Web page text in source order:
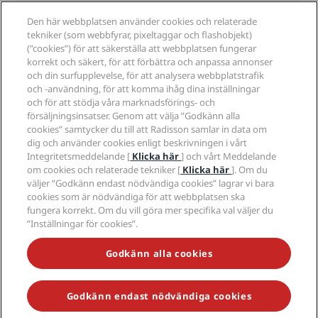
Radisson Hotels APP
Hotell godkända för sporter
Familjevänliga hotell
Hälsa och säkerhet
Radisson Hotel Group
Media
Jobberbjudanden RHG
Jobberbjudanden PPHE
Lediga jobb EHL
The Club by RHG
Utvecklingsmöjligheter
Ansvarsfullt företagande
Anskaffning
Juridiskt
Integritetscenter
Juridiskt meddelande
Radisson Rewards villkor
Webbplatsanvändningsavtal
Digital tillgänglighet
Uttalande om modernt slaveri
Hjälp
Meddelanden till konsumenter
Kontakt
Frågor och svar
Sidkarta
Sociala medier
Radisson Hotels varumärken
MISSA INTE VÅRA MEST POPULÄRA ERBJUDANDEN
© 2026 Radisson Hotel Group.Med ensamrätt. RHG Radisson Hotel
Group, Radisson, Radisson RED, Radisson Blu, Radisson Collection,
Den här webbplatsen använder cookies och relaterade
tekniker (som webbfyrar, pixeltaggar och flashobjekt)
(”cookies”) för att säkerställa att webbplatsen fungerar
korrekt och säkert, för att förbättra och anpassa annonser
och din surfupplevelse, för att analysera webbplatstrafik
och -användning, för att komma ihåg dina inställningar
och för att stödja våra marknadsförings- och
försäljningsinsatser. Genom att välja ”Godkänn alla
cookies” samtycker du till att Radisson samlar in data om
dig och använder cookies enligt beskrivningen i vårt
Integritetsmeddelande [ Klicka här] och vårt Meddelande
om cookies och relaterade tekniker [ Klicka här]. Om du
väljer ”Godkänn endast nödvändiga cookies” lagrar vi bara
cookies som är nödvändiga för att webbplatsen ska
fungera korrekt. Om du vill göra mer specifika val väljer du
”Inställningar för cookies”.
Godkänn alla cookies
Godkänn endast nödvändiga cookies